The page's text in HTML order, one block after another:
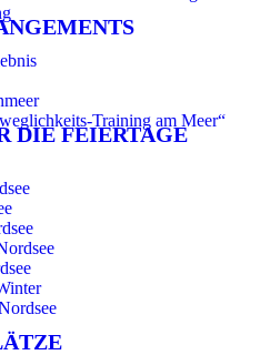
Training am Meer“
DIE FEIERTAGE